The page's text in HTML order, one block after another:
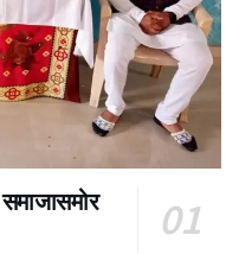
समाजासमोर